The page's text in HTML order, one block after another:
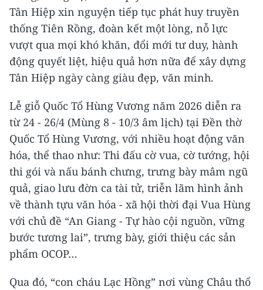
Tân Hiệp xin nguyện tiếp tục phát huy truyền
thống Tiên Rồng, đoàn kết một lòng, nỗ lực
vượt qua mọi khó khăn, đổi mới tư duy, hành
động quyết liệt, hiệu quả hơn nữa để xây dựng
Tân Hiệp ngày càng giàu đẹp, văn minh.
Lễ giỗ Quốc Tổ Hùng Vương năm 2026 diễn ra
từ 24 - 26/4 (Mùng 8 - 10/3 âm lịch) tại Đền thờ
Quốc Tổ Hùng Vương, với nhiều hoạt động văn
hóa, thể thao như: Thi đấu cờ vua, cờ tướng, hội
thi gói và nấu bánh chưng, trưng bày mâm ngũ
quả, giao lưu đờn ca tài tử, triễn lãm hình ảnh
về thành tựu văn hóa - xã hội thời đại Vua Hùng
với chủ đề “An Giang - Tự hào cội nguồn, vững
bước tương lai”, trưng bày, giới thiệu các sản
phẩm OCOP…
Qua đó, “con cháu Lạc Hồng” nơi vùng Châu thổ